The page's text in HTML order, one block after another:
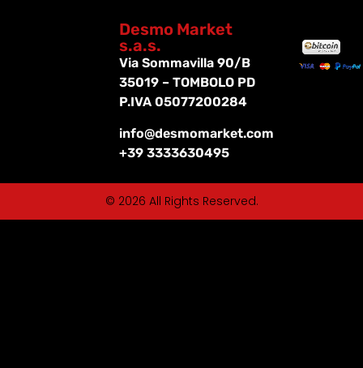
Desmo Market
s.a.s.
Via Sommavilla 90/B
35019 – TOMBOLO PD
P.IVA 05077200284
info@desmomarket.com
+39 3333630495
© 2026 All Rights Reserved.